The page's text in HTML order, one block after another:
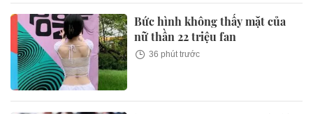
Bức hình không thấy mặt của
nữ thần 22 triệu fan
36 phút trước